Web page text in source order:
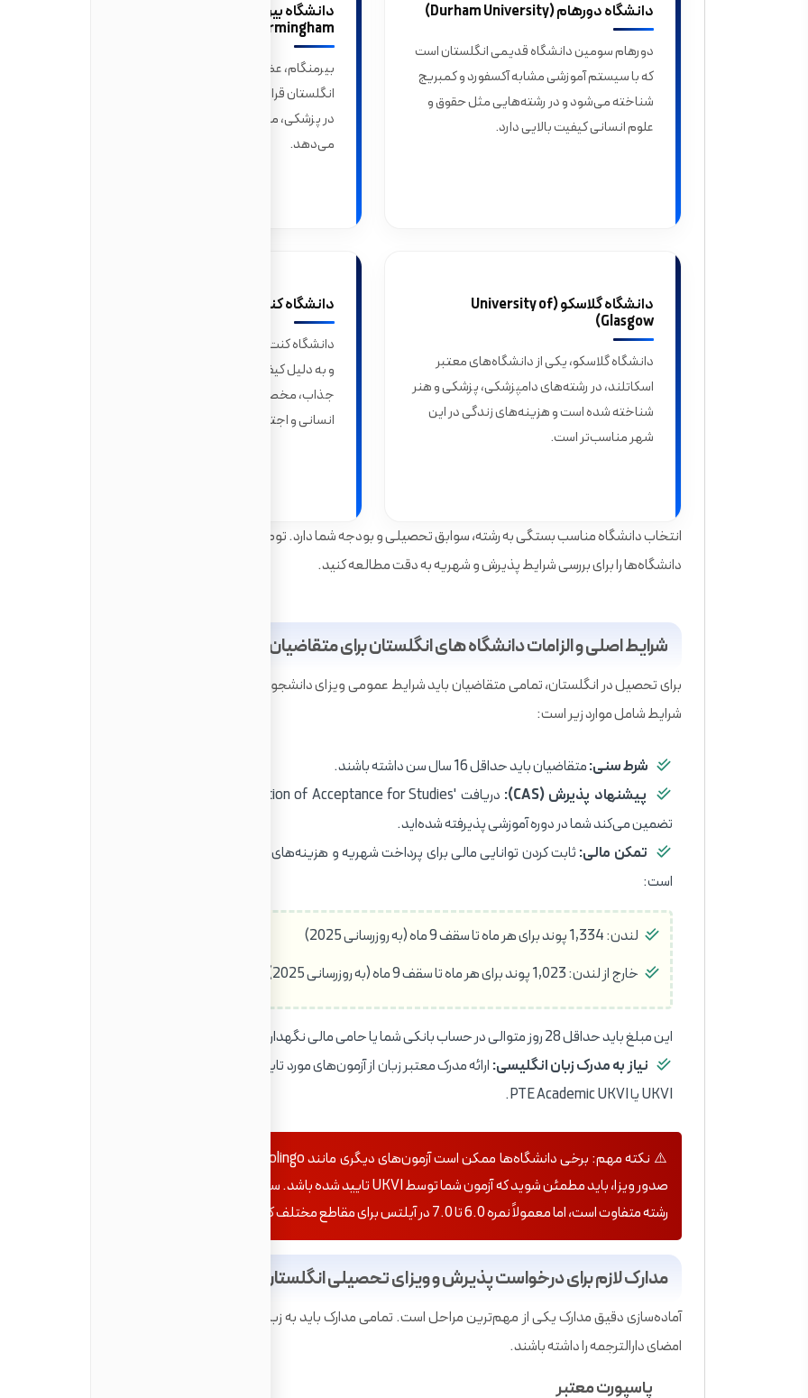
دانشگاه دورهام (Durham University)
دورهام سومین دانشگاه قدیمی انگلستان است
که با سیستم آموزشی مشابه آکسفورد و کمبریج
شناخته می‌شود و در رشته‌هایی مثل حقوق و
علوم انسانی کیفیت بالایی دارد.
Birmingham)
بیرمنگام، عضو گروه راسل و در دومین شهر بزرگ
انگلستان قرار دارد. این دانشگاه برنامه‌های قوی
در پزشکی، مهندسی و علوم سیاسی ارائه
می‌دهد.
دانشگاه گلاسکو (University of
Glasgow)
دانشگاه گلاسکو، یکی از دانشگاه‌های معتبر
اسکاتلند، در رشته‌های دامپزشکی، پزشکی و هنر
شناخته شده است و هزینه‌های زندگی در این
شهر مناسب‌تر است.
دانشگاه کنت (University of Kent)
دانشگاه کنت در شهر تاریخی کنتربری واقع شده
و به دلیل کیفیت آموزش و محیط دانشجویی
جذاب، مخصوصا در رشته‌های حقوق، علوم
انسانی و اجتماعی شهرت دارد.
انتخاب دانشگاه مناسب بستگی به رشته، سوابق تحصیلی و بودجه شما دارد. توصیه می‌شود وب‌سایت رسمی
دانشگاه‌ها را برای بررسی شرایط پذیرش و شهریه به دقت مطالعه کنید.
شرایط اصلی و الزامات دانشگاه های انگلستان برای متقاضیان ایرانی در سال 2025
شرایط شامل موارد زیر است:
شرط سنی:متقاضیان باید حداقل 16 سال سن داشته باشند.
پیشنهاد پذیرش (CAS):
تضمین می‌کند شما در دوره آموزشی پذیرفته شده‌اید.
تمکن مالی: ثابت کردن توانایی مالی برای پرداخت شهریه و هزینه‌های زندگی. میزان تمکن مالی به شرح زیر
است:
لندن: 1,334 پوند برای هر ماه تا سقف 9 ماه (به روزرسانی 2025)
خارج از لندن: 1,023 پوند برای هر ماه تا سقف 9 ماه (به روزرسانی 2025)
این مبلغ باید حداقل 28 روز متوالی در حساب بانکی شما یا حامی مالی نگهداری شده باشد.
نیاز به مدرک زبان انگلیسی:
UKVI یا PTE Academic UKVI.
صدور ویزا، باید مطمئن شوید که آزمون شما توسط UKVI تایید شده باشد. سطح نمره مورد نیاز بسته به دانشگاه و
رشته متفاوت است، اما معمولاً نمره 6.0 تا 7.0 در آیلتس برای مقاطع مختلف کافی است.
مدارک لازم برای درخواست پذیرش و ویزای تحصیلی انگلستان
آماده‌سازی دقیق مدارک یکی از مهم‌ترین مراحل است. تمامی مدارک باید به زبان انگلیسی ترجمه رسمی شده و مهر و
امضای دارالترجمه را داشته باشند.
پاسپورت معتبر